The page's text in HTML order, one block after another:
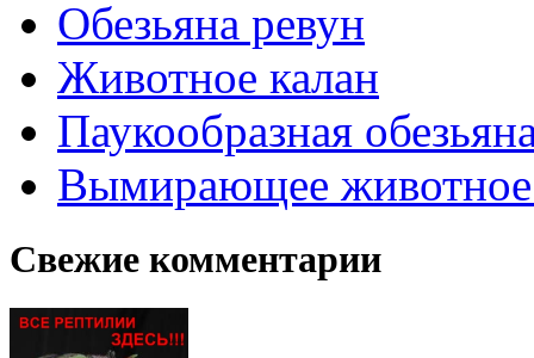
Обезьяна ревун
Животное калан
Паукообразная
Вымирающее
Свежие комментарии